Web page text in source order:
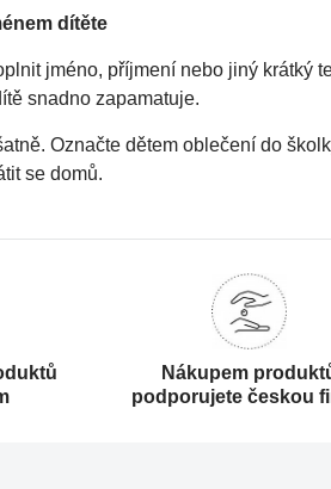
dítěte
jméno, příjmení nebo jiný krátký
snadno zapamatuje.
Označte dětem oblečení do
se domů.
Nákupem
podporujete českou